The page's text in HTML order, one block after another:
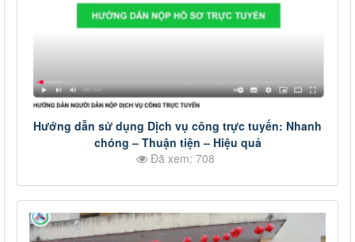
Hướng dẫn sử dụng Dịch vụ công trực tuyến: Nhanh
chóng – Thuận tiện – Hiệu quả
Đã xem: 708